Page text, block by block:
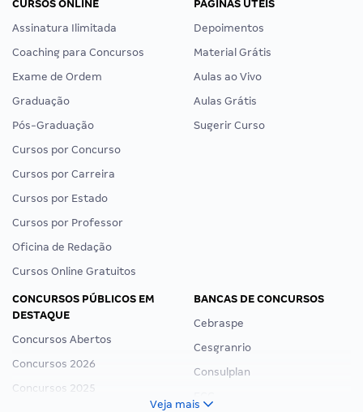
CURSOS ONLINE
Assinatura Ilimitada
Coaching para Concursos
Exame de Ordem
Graduação
Pós-Graduação
Cursos por Concurso
Cursos por Carreira
Cursos por Estado
Cursos por Professor
Oficina de Redação
Cursos Online Gratuitos
PÁGINAS ÚTEIS
Depoimentos
Material Grátis
Aulas ao Vivo
Aulas Grátis
Sugerir Curso
CONCURSOS PÚBLICOS EM
DESTAQUE
Concursos Abertos
Concursos 2026
Concursos 2025
BANCAS DE CONCURSOS
Cebraspe
Cesgranrio
Consulplan
Veja mais